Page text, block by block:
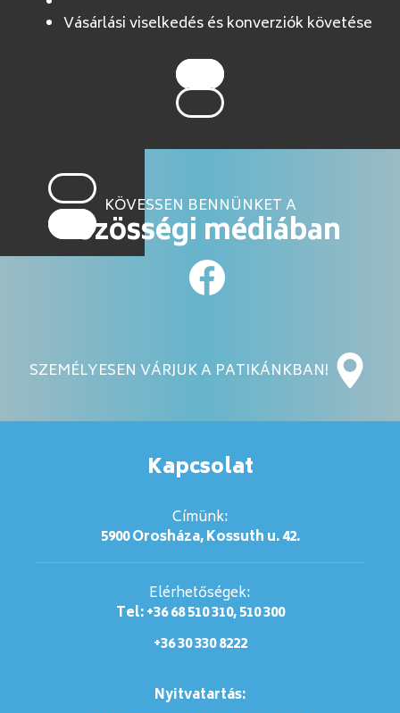
Vásárlási viselkedés és konverziók követése
KÖVESSEN BENNÜNKET A
közösségi médiában
SZEMÉLYESEN VÁRJUK A PATIKÁNKBAN!
Kapcsolat
Címünk:
5900 Orosháza, Kossuth u. 42.
Elérhetőségek:
Tel: +36 68 510 310, 510 300
+36 30 330 8222
Nyitvatartás: